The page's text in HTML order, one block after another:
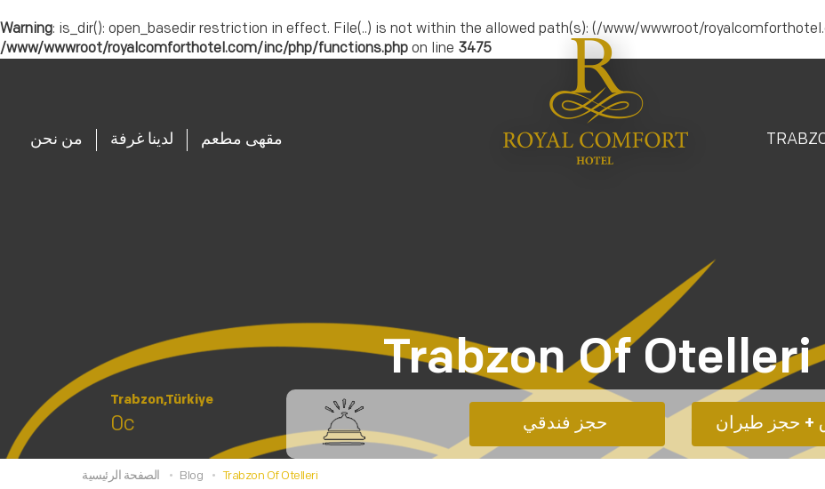
Warning: is_dir(): open_basedir restriction in effect. File(..) is not within the allowed path(s): (/www/wwwroot/
/www/wwwroot/royalcomforthotel.com/inc/php/functions.php on line 3475
من نحن لدينا غرفة مقهى مطعم
Trabzon Of Otelleri
Trabzon,Türkiye
0c
الصفحة الرئيسية Blog Trabzon Of Otelleri